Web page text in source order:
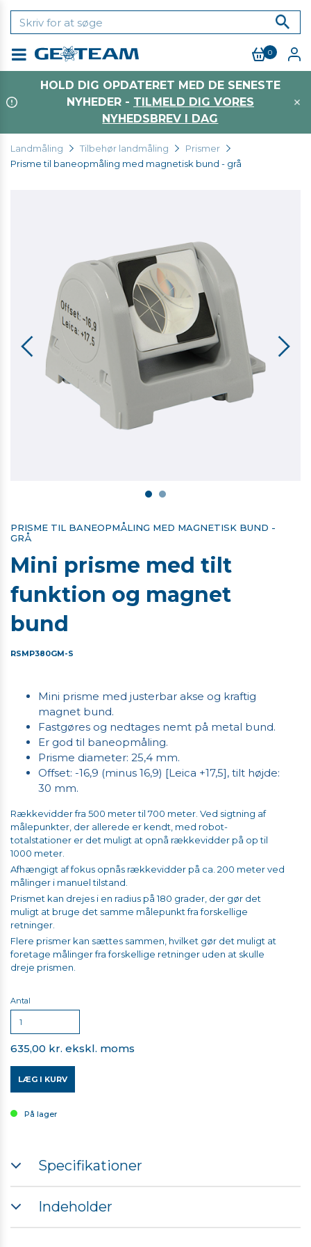
0
HOLD DIG OPDATERET MED DE SENESTE
NYHEDER - TILMELD DIG VORES
NYHEDSBREV I DAG
Landmåling Tilbehør landmåling
Prismer
Prisme til baneopmåling med magnetisk bund - grå
PRISME TIL BANEOPMÅLING MED MAGNETISK BUND -
GRÅ
Mini prisme med tilt
funktion og magnet
bund
RSMP380GM-S
Mini prisme med justerbar akse og kraftig
magnet bund.
Fastgøres og nedtages nemt på metal bund.
Er god til baneopmåling.
Prisme diameter: 25,4 mm.
Offset: -16,9 (minus 16,9) [Leica +17,5], tilt højde:
30 mm.
Rækkevidder fra 500 meter til 700 meter. Ved sigtning af
målepunkter, der allerede er kendt, med robot-
totalstationer er det muligt at opnå rækkevidder på op til
1000 meter.
Afhængigt af fokus opnås rækkevidder på ca. 200 meter ved
målinger i manuel tilstand.
Prismet kan drejes i en radius på 180 grader, der gør det
muligt at bruge det samme målepunkt fra forskellige
retninger.
Flere prismer kan sættes sammen, hvilket gør det muligt at
foretage målinger fra forskellige retninger uden at skulle
dreje prismen.
Antal
635,00 kr. ekskl. moms
LÆG I KURV
På lager
Specifikationer
Kraftig magnet bund
Prisme diameter 25,4 mm
Indeholder